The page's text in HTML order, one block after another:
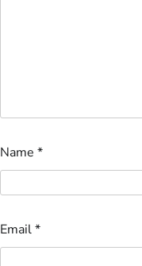
Name *
Email*